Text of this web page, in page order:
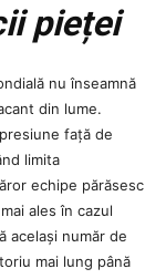
pieței
nu înseamnă
din lume.
față de
limita
echipe părăsesc
ales în cazul
același număr de
mai lung până